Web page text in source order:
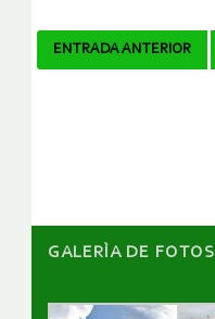
Navegador
ENTRADA ANTERIOR
GALERÌA DE FOTOS